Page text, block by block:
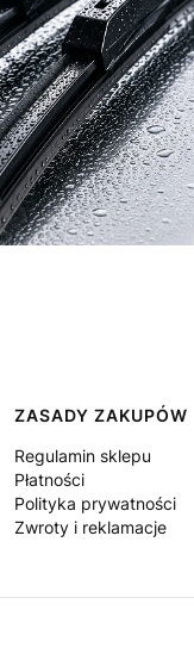
ZASADY ZAKUPÓW
Regulamin sklepu
Płatności
Polityka prywatności
Zwroty i reklamacje